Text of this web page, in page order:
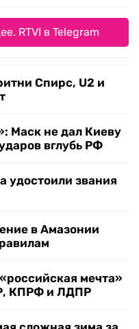
RTVI в Telegram
Спирс, U2 и
Маск не дал Киеву
вглубь РФ
удостоили звания
в Амазонии
мечта»
КПРФ и ЛДПР